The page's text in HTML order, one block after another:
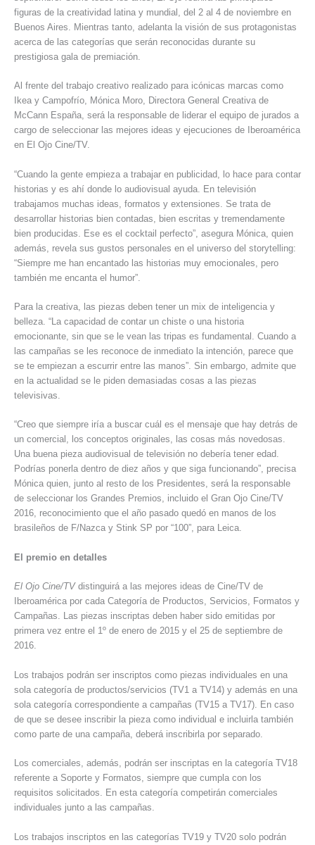
figuras de la creatividad latina y mundial, del 2 al 4 de noviembre en
Buenos Aires. Mientras tanto, adelanta la visión de sus protagonistas
acerca de las categorías que serán reconocidas durante su
prestigiosa gala de premiación.
Al frente del trabajo creativo realizado para icónicas marcas como
Ikea y Campofrío, Mónica Moro, Directora General Creativa de
McCann España, será la responsable de liderar el equipo de jurados a
cargo de seleccionar las mejores ideas y ejecuciones de Iberoamérica
en El Ojo Cine/TV.
“Cuando la gente empieza a trabajar en publicidad, lo hace para contar
historias y es ahí donde lo audiovisual ayuda. En televisión
trabajamos muchas ideas, formatos y extensiones. Se trata de
desarrollar historias bien contadas, bien escritas y tremendamente
bien producidas. Ese es el cocktail perfecto”, asegura Mónica, quien
además, revela sus gustos personales en el universo del storytelling:
“Siempre me han encantado las historias muy emocionales, pero
también me encanta el humor”.
Para la creativa, las piezas deben tener un mix de inteligencia y
belleza. “La capacidad de contar un chiste o una historia
emocionante, sin que se le vean las tripas es fundamental. Cuando a
las campañas se les reconoce de inmediato la intención, parece que
se te empiezan a escurrir entre las manos”. Sin embargo, admite que
en la actualidad se le piden demasiadas cosas a las piezas
televisivas.
“Creo que siempre iría a buscar cuál es el mensaje que hay detrás de
un comercial, los conceptos originales, las cosas más novedosas.
Una buena pieza audiovisual de televisión no debería tener edad.
Podrías ponerla dentro de diez años y que siga funcionando”, precisa
Mónica quien, junto al resto de los Presidentes, será la responsable
de seleccionar los Grandes Premios, incluido el Gran Ojo Cine/TV
2016, reconocimiento que el año pasado quedó en manos de los
brasileños de F/Nazca y Stink SP por “100”, para Leica.
El premio en detalles
El Ojo Cine/TVdistinguirá a las mejores ideas de Cine/TV de
Iberoamérica por cada Categoría de Productos, Servicios, Formatos y
Campañas. Las piezas inscriptas deben haber sido emitidas por
primera vez entre el 1º de enero de 2015 y el 25 de septiembre de
2016.
Los trabajos podrán ser inscriptos como piezas individuales en una
sola categoría de productos/servicios (TV1 a TV14) y además en una
sola categoría correspondiente a campañas (TV15 a TV17). En caso
de que se desee inscribir la pieza como individual e incluirla también
como parte de una campaña, deberá inscribirla por separado.
Los comerciales, además, podrán ser inscriptas en la categoría TV18
referente a Soporte y Formatos, siempre que cumpla con los
requisitos solicitados. En esta categoría competirán comerciales
individuales junto a las campañas.
Los trabajos inscriptos en las categorías TV19 y TV20 solo podrán